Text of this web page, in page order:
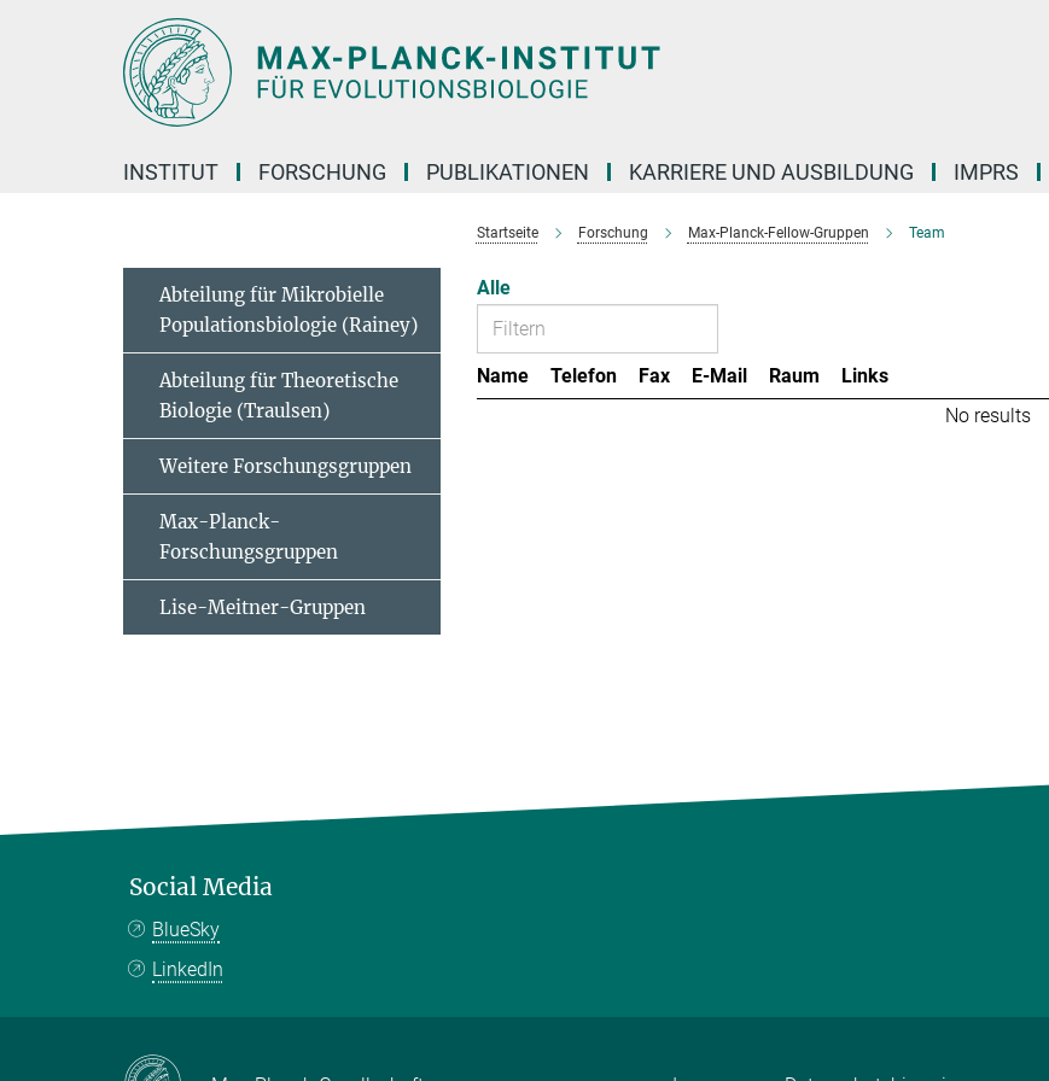
INSTITUT FORSCHUNG PUBLIKATIONEN KARRIERE UND AUSBILDUNG IMPRS
Startseite Forschung Max-Planck-Fellow-Gruppen Team
Alle
Name Telefon Fax E-Mail Raum
Links
No results
Abteilung für Mikrobielle
Populationsbiologie (Rainey)
Abteilung für Theoretische
Biologie (Traulsen)
Weitere Forschungsgruppen
Max-Planck-
Forschungsgruppen
Lise-Meitner-Gruppen
Social Media
BlueSky
LinkedIn